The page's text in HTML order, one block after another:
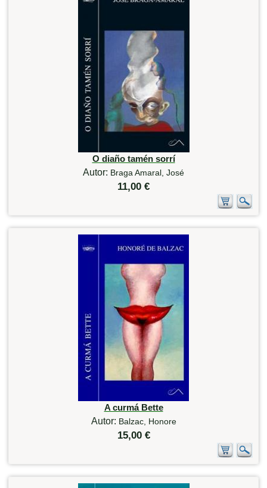
O diaño tamén sorrí
Autor: Braga Amaral, José
11,00 €
A curmá Bette
Autor: Balzac, Honore
15,00 €